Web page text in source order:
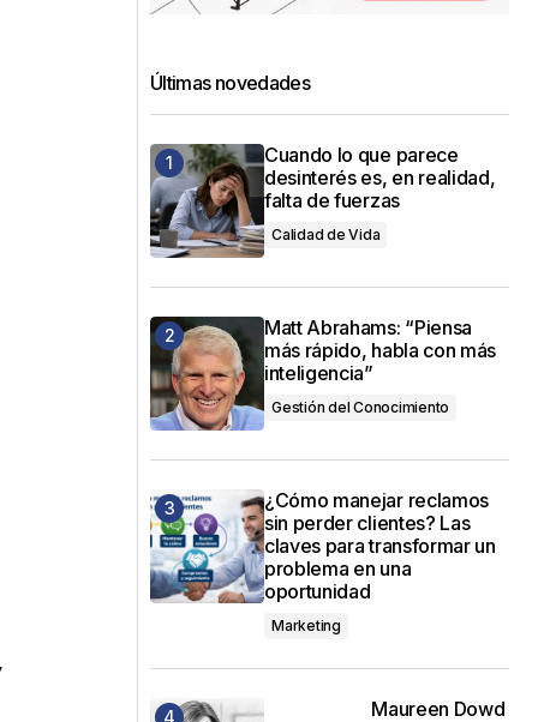
Últimas novedades
Cuando lo que parece
desinterés es, en realidad,
falta de fuerzas
Calidad de Vida
Matt Abrahams: “Piensa
más rápido, habla con más
inteligencia”
Gestión del Conocimiento
¿Cómo manejar reclamos
sin perder clientes? Las
claves para transformar un
problema en una
oportunidad
Marketing
Maureen Dowd